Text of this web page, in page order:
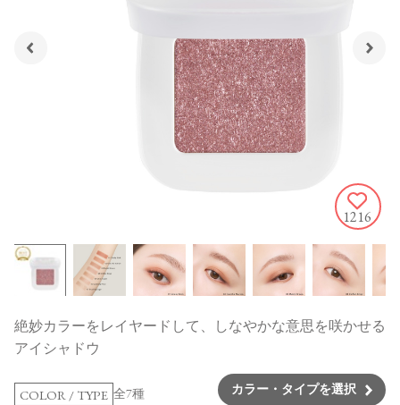
1216
絶妙カラーをレイヤードして、しなやかな意思を咲かせる
アイシャドウ
COLOR / TYPE 全7種 カラー・タイプを選択